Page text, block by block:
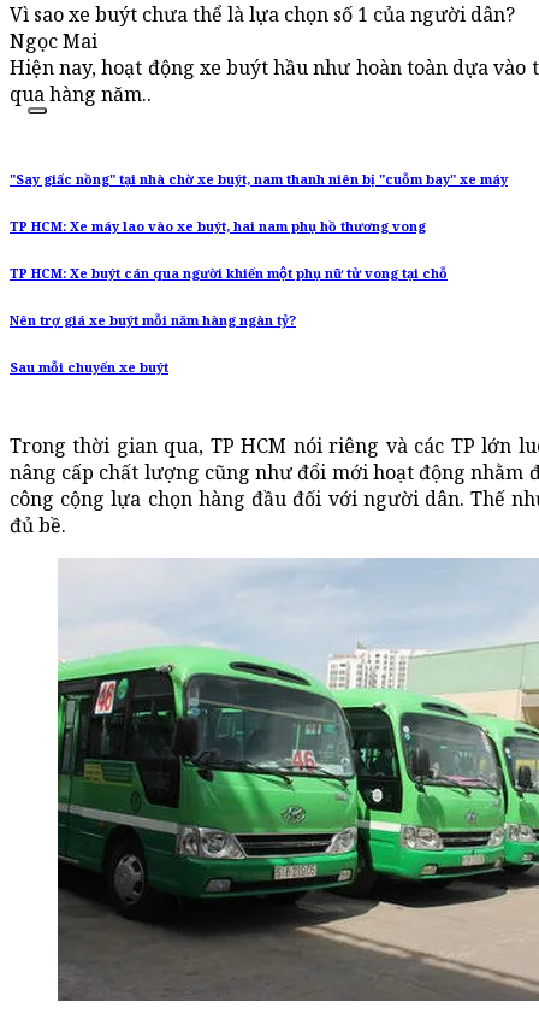
Vì sao xe buýt chưa thể là lựa chọn số 1 của người dân?
Ngọc Mai
Hiện nay, hoạt động xe buýt hầu như hoàn toàn dựa
qua hàng năm..
"Say giấc nồng" tại nhà chờ xe buýt, nam thanh niên bị "cuỗm bay" xe máy
TP HCM: Xe máy lao vào xe buýt, hai nam phụ hồ thương vong
TP HCM: Xe buýt cán qua người khiến một phụ nữ tử vong tại chỗ
Nên trợ giá xe buýt mỗi năm hàng ngàn tỷ?
Sau mỗi chuyến xe buýt
Trong thời gian qua, TP HCM nói riêng và các TP lớn
nâng cấp chất lượng cũng như đổi mới hoạt động
công cộng lựa chọn hàng đầu đối với người dân. Thế
đủ bề.